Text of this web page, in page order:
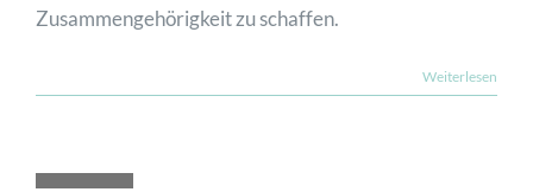
Zusammengehörigkeit zu schaffen.
Weiterlesen